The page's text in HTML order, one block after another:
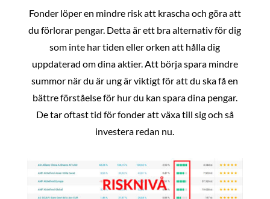
Fonder löper en mindre risk att krascha och göra att
du förlorar pengar. Detta är ett bra alternativ för dig
som inte har tiden eller orken att hålla dig
uppdaterad om dina aktier. Att börja spara mindre
summor när du är ung är viktigt för att du ska få en
bättre förståelse för hur du kan spara dina pengar.
De tar oftast tid för fonder att växa till sig och så
investera redan nu.